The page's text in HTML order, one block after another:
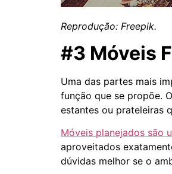
Reprodução: Freepik.
#3 Móveis
Uma das partes mais
função que se propõe.
estantes ou prateleiras
Móveis planejados são
aproveitados
dúvidas melhor se o